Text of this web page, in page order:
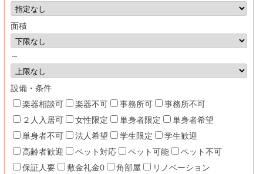
面積
～
設備・条件
楽器相談可
楽器不可 事務所可
事務所不可
２人入居可
女性限定 単身者限定
単身者希望
単身者不可
法人希望 学生限定
学生歓迎
高齢者歓迎
ペット対応 ペット可能
ペット不可
保証人要
敷金礼金0 角部屋
リノベーション